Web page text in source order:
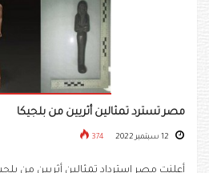
مصر تسترد تمثالين أثريين من بلجيكا
374
أعلنت مصر استرداد تمثالين أثريين من